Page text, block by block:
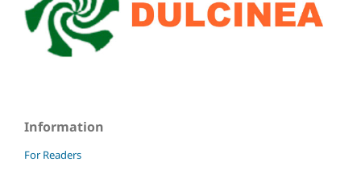
Information
For Readers